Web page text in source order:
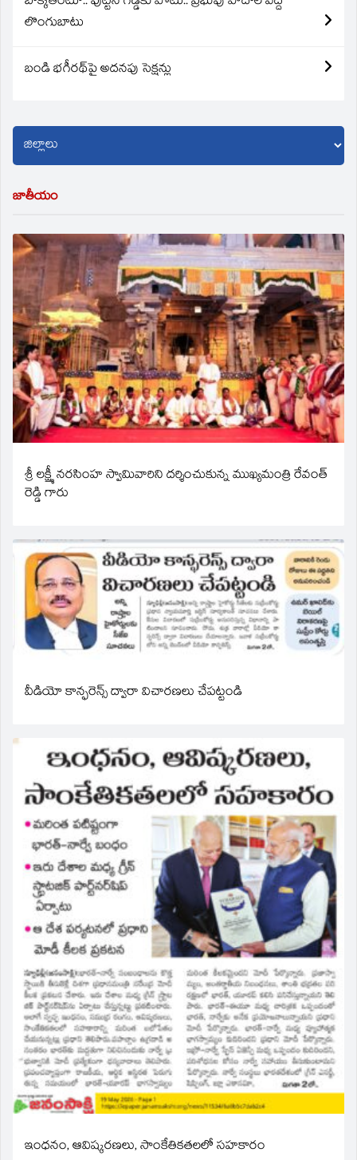
లొంగుబాటు
బండి భగీరథ్‌పై అదనపు సెక్షన్లు
జాతీయం
శ్రీ లక్ష్మీ నరసింహ స్వామివారిని దర్శించుకున్న ముఖ్యమంత్రి రేవంత్
రెడ్డి గారు
వీడియో కాన్ఫరెన్స్ ద్వారా విచారణలు చేపట్టండి
ఇంధనం, ఆవిష్కరణలు, సాంకేతికతలలో సహకారం